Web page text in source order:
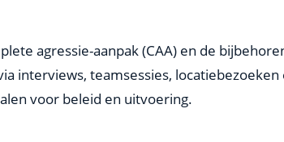
agressie-aanpak (CAA) en de
interviews, teamsessies,
voor beleid en uitvoering.